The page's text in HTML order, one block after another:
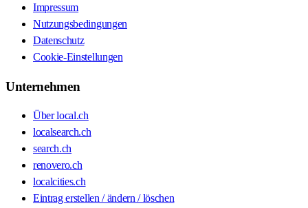
Impressum
Nutzungsbedingungen
Datenschutz
Cookie-Einstellungen
Unternehmen
Über local.ch
localsearch.ch
search.ch
renovero.ch
localcities.ch
Eintrag erstellen / ändern / löschen